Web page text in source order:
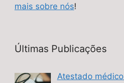
mais sobre nós!
Últimas Publicações
Atestado